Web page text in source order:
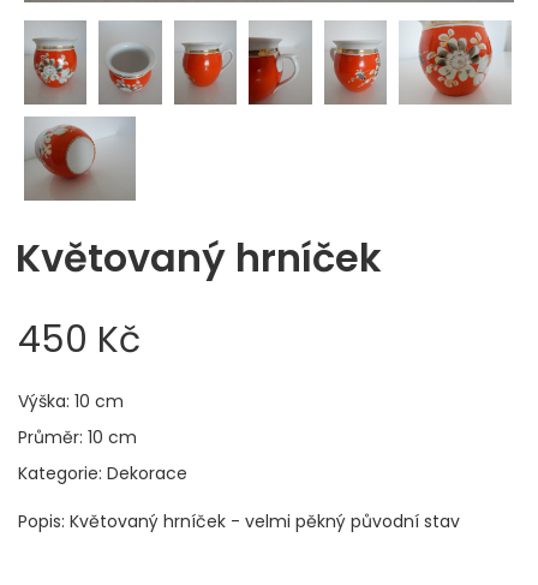
Květovaný hrníček
450 Kč
Výška: 10 cm
Průměr: 10 cm
Kategorie: Dekorace
Popis: Květovaný hrníček - velmi pěkný původní stav